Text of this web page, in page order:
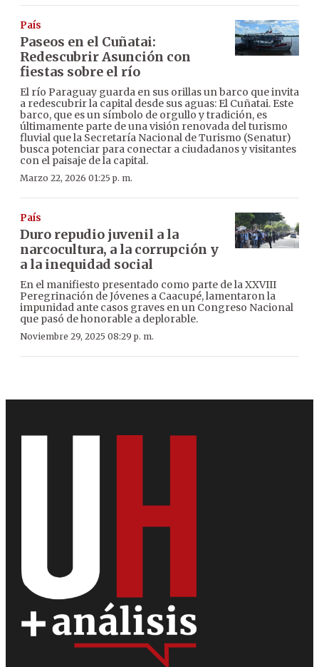
País
Paseos en el Cuñatai:
Redescubrir Asunción con
fiestas sobre el río
El río Paraguay guarda en sus orillas un barco que invita
a redescubrir la capital desde sus aguas: El Cuñatai. Este
barco, que es un símbolo de orgullo y tradición, es
últimamente parte de una visión renovada del turismo
fluvial que la Secretaría Nacional de Turismo (Senatur)
busca potenciar para conectar a ciudadanos y visitantes
con el paisaje de la capital.
Marzo 22, 2026 01:25 p. m.
País
Duro repudio juvenil a la
narcocultura, a la corrupción y
a la inequidad social
En el manifiesto presentado como parte de la XXVIII
Peregrinación de Jóvenes a Caacupé, lamentaron la
impunidad ante casos graves en un Congreso Nacional
que pasó de honorable a deplorable.
Noviembre 29, 2025 08:29 p. m.